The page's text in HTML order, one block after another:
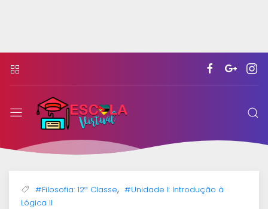
Escola
Virtual
Moçambicana
#Filosofia: 12ª Classe, #Unidade I: Introdução à
Lógica II